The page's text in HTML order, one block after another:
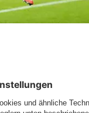
zeigte sich Dynamo nun
in Odessa
das Team von